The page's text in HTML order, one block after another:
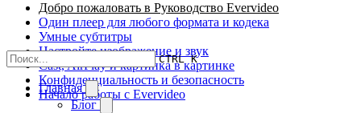
CTRL K
Главная
Блог
Добро пожаловать в Руководство Evervideo
Один плеер для любого формата и кодека
Умные субтитры
Настройте изображение и звук
Cast, AirPlay и картинка в картинке
Конфиденциальность и безопасность
Начало работы с Evervideo